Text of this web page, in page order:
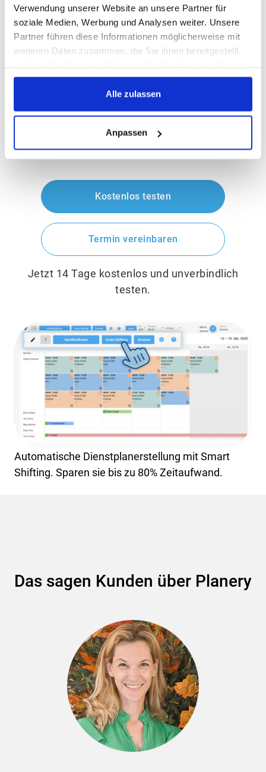
Verwendung unserer Website an unsere Partner für
soziale Medien, Werbung und Analysen weiter. Unsere
Partner führen diese Informationen möglicherweise mit
weiteren Daten zusammen, die Sie ihnen bereitgestellt
gesammelt haben.
Alle zulassen
Anpassen
Automatische Dienstplanerstellung mit Smart
Shifting. Sparen sie bis zu 80% Zeitaufwand.
modernisiert werden. Eine schrittweise
Einführung ist möglich – ohne grundlegende
Systemumstellung.
mittels Vorlagen und Regeln kann mit dem
Zeit in der Planung eingespart werden.
Kostenlos testen
Termin vereinbaren
Jetzt 14 Tage kostenlos und unverbindlich
testen.
Das sagen Kunden über Planery